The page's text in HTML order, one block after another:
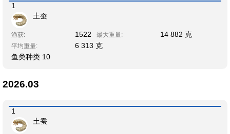
1
土蚕
渔获: 1522 最大重量: 14 882 克
平均重量:
6 313 克
鱼类种类 10
2026.03
1
土蚕